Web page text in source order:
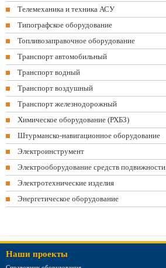
Телемеханика и техника АСУ
Типографское оборудование
Топливозаправочное оборудование
Транспорт автомобильный
Транспорт водный
Транспорт воздушный
Транспорт железнодорожный
Химическое оборудование (РХБЗ)
Штурманско-навигационное оборудование
Электроинструмент
Электрооборудование средств подвижности
Электротехнические изделия
Энергетическое оборудование
Наши проекты